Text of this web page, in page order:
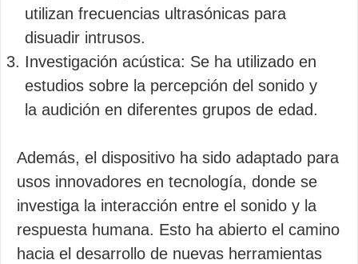
utilizan frecuencias ultrasónicas para
disuadir intrusos.
Investigación acústica: Se ha utilizado en
estudios sobre la percepción del sonido y
la audición en diferentes grupos de edad.
Además, el dispositivo ha sido adaptado para
usos innovadores en tecnología, donde se
investiga la interacción entre el sonido y la
respuesta humana. Esto ha abierto el camino
hacia el desarrollo de nuevas herramientas